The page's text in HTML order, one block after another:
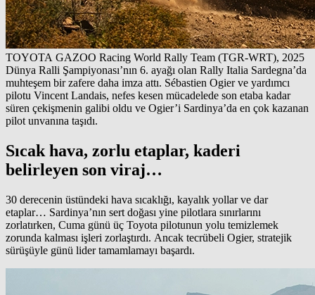
TOYOTA GAZOO Racing World Rally Team (TGR-WRT), 2025
Dünya Ralli Şampiyonası’nın 6. ayağı olan Rally Italia Sardegna’da
muhteşem bir zafere daha imza attı. Sébastien Ogier ve yardımcı
pilotu Vincent Landais, nefes kesen mücadelede son etaba kadar
süren çekişmenin galibi oldu ve Ogier’i Sardinya’da en çok kazanan
pilot unvanına taşıdı.
Sıcak hava, zorlu etaplar, kaderi
belirleyen son viraj…
30 derecenin üstündeki hava sıcaklığı, kayalık yollar ve dar
etaplar… Sardinya’nın sert doğası yine pilotlara sınırlarını
zorlatırken, Cuma günü üç Toyota pilotunun yolu temizlemek
zorunda kalması işleri zorlaştırdı. Ancak tecrübeli Ogier, stratejik
sürüşüyle günü lider tamamlamayı başardı.